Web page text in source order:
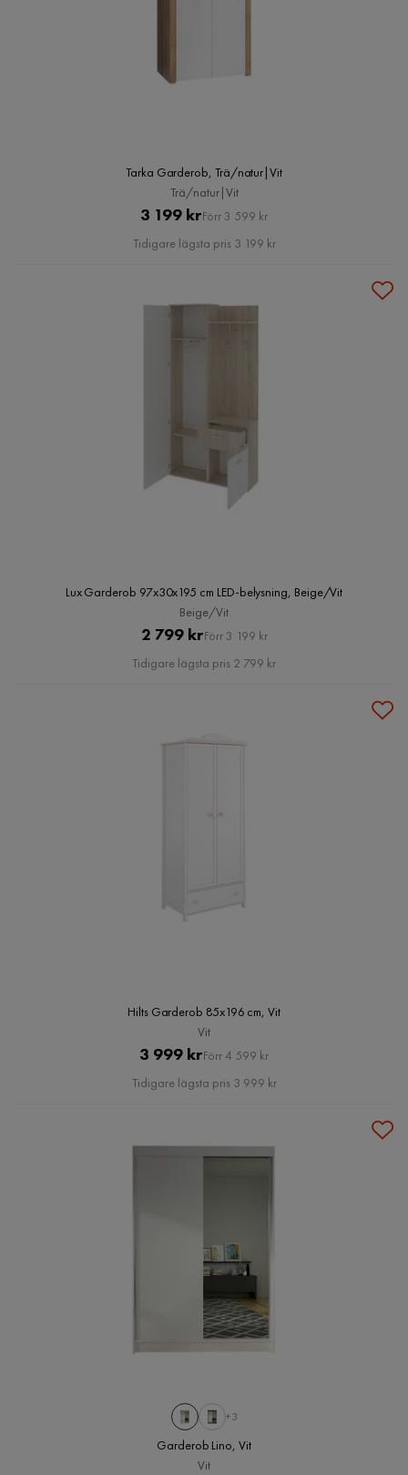
Tarka Garderob, Trä/natur|Vit
Trä/natur|Vit
Pris
3 199 krOriginal
Pris
Förr 3 599 kr
Tidigare lägsta pris 3 199 kr
Lux Garderob 97x30x195 cm LED-belysning, Beige/Vit
Beige/Vit
Pris
2 799 krOriginal
Pris
Förr 3 199 kr
Tidigare lägsta pris 2 799 kr
Hilts Garderob 85x196 cm, Vit
Vit
Pris
3 999 krOriginal
Pris
Förr 4 599 kr
Tidigare lägsta pris 3 999 kr
+3
Garderob Lino, Vit
Vit